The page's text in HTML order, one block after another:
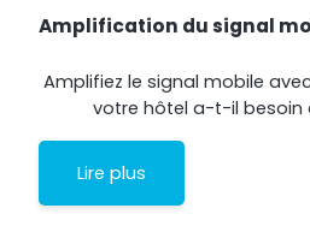
Moniteur de bruit du signal
Amplification du signal
Amplifiez le signal mobile
votre hôtel a-t-il besoin
Lire plus